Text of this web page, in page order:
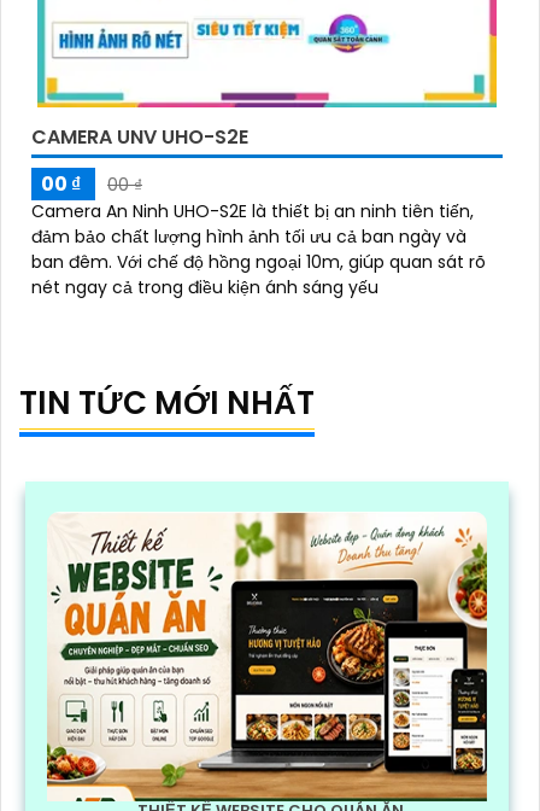
CAMERA UNV UHO-S2E
00 ₫
00 ₫
Camera An Ninh UHO-S2E là thiết bị an ninh tiên tiến,
đảm bảo chất lượng hình ảnh tối ưu cả ban ngày và
ban đêm. Với chế độ hồng ngoại 10m, giúp quan sát rõ
nét ngay cả trong điều kiện ánh sáng yếu
TIN TỨC MỚI NHẤT